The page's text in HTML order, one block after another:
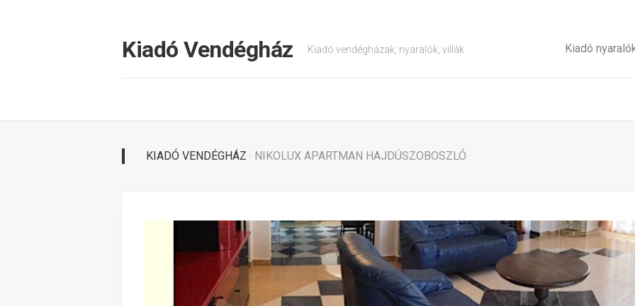
Kiadó Vendégház Kiadó vendégházak, nyaralók, villák Kiadó
KIADÓ VENDÉGHÁZ · NIKOLUX APARTMAN HAJDÚSZOBOSZLÓ